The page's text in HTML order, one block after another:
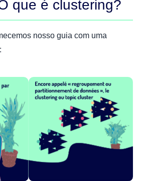
que é clustering?
nosso guia com uma